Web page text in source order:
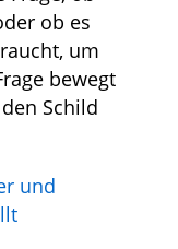
ob es
um
bewegt
Schild
und